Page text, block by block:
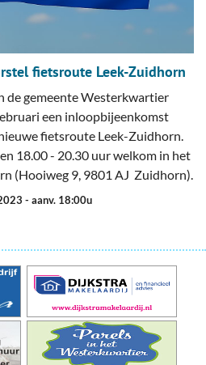
fietsroute Leek-Zuidhorn
de gemeente Westerkwartier
een inloopbijeenkomst
fietsroute Leek-Zuidhorn.
18.00 - 20.30 uur welkom in het
(Hooiweg 9, 9801 AJ Zuidhorn).
- aanv. 18:00u